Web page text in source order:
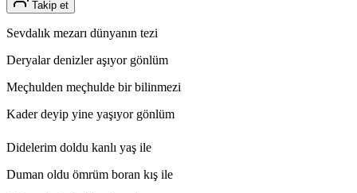
Takip et
Sevdalık mezarı dünyanın tezi
Deryalar denizler aşıyor gönlüm
Meçhulden meçhulde bir bilinmezi
Kader deyip yine yaşıyor gönlüm
Didelerim doldu kanlı yaş ile
Duman oldu ömrüm boran kış ile